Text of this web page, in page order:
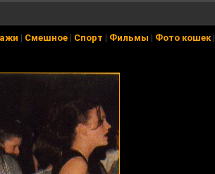
| Смешное| Спорт | Фильмы | Фото кошек|